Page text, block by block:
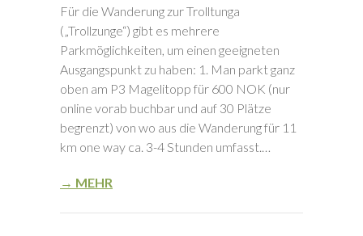
Für die Wanderung zur Trolltunga
(„Trollzunge“) gibt es mehrere
Parkmöglichkeiten, um einen geeigneten
Ausgangspunkt zu haben: 1. Man parkt ganz
oben am P3 Magelitopp für 600 NOK (nur
online vorab buchbar und auf 30 Plätze
begrenzt) von wo aus die Wanderung für 11
km one way ca. 3-4 Stunden umfasst.…
→ MEHR